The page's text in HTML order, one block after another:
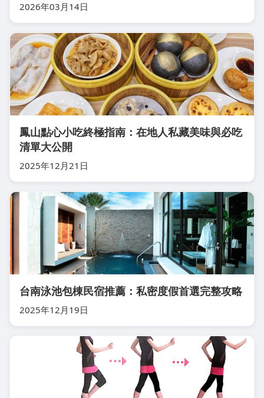
2026年03月14日
鳳山點心小吃終極指南：在地人私藏美味與必吃
清單大公開
2025年12月21日
台南泳池包棟民宿推薦：私密度假首選完整攻略
2025年12月19日